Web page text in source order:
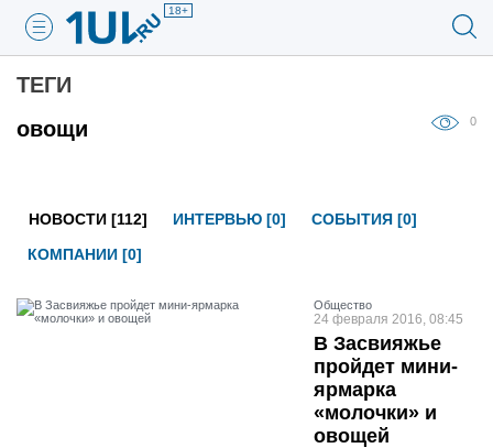
18+
ТЕГИ
овощи
0
НОВОСТИ [112] ИНТЕРВЬЮ [0]
СОБЫТИЯ [0]
КОМПАНИИ [0]
Общество
24 февраля 2016, 08:45
В Засвияжье
пройдет мини-
ярмарка
«молочки» и
овощей